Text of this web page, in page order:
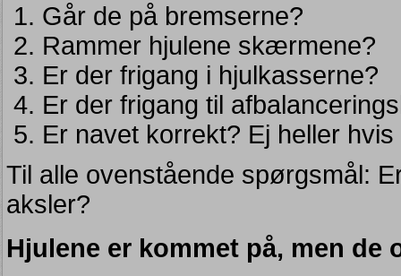
Går de på bremserne?
Rammer hjulene skærmene?
Er der frigang i hjulkasserne?
Er der frigang til
Er navet korrekt? Ej heller
Til alle ovenstående spørgsmål:
aksler?
Hjulene er kommet på, men